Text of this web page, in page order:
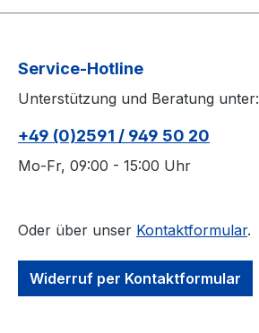
Service-Hotline
Unterstützung und Beratung unter:
+49 (0)2591 / 949 50 20
Mo-Fr, 09:00 - 15:00 Uhr
Oder über unser Kontaktformular.
Widerruf per Kontaktformular